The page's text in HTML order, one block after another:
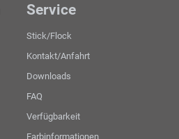
Service
Stick/Flock
Kontakt/Anfahrt
Downloads
FAQ
Verfügbarkeit
Farbinformationen